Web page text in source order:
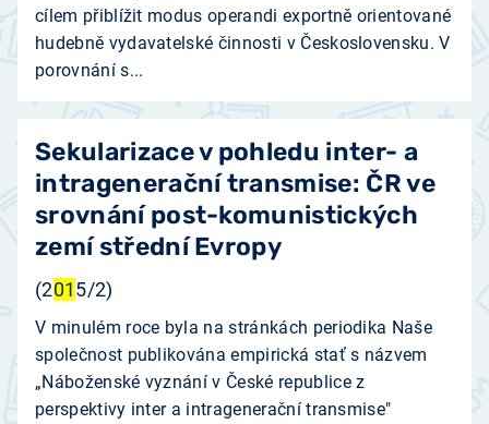
cílem přiblížit modus operandi exportně orientované
hudebně vydavatelské činnosti v Československu. V
porovnání s...
Sekularizace v pohledu inter- a
intragenerační transmise: ČR ve
srovnání post-komunistických
zemí střední Evropy
(2015/2)
V minulém roce byla na stránkách periodika Naše
společnost publikována empirická stať s názvem
„Náboženské vyznání v České republice z
perspektivy inter a intragenerační transmise"